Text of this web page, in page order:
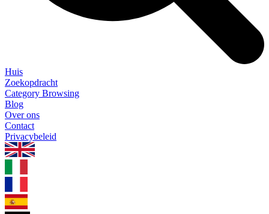
Huis
Zoekopdracht
Category Browsing
Blog
Over ons
Contact
Privacybeleid